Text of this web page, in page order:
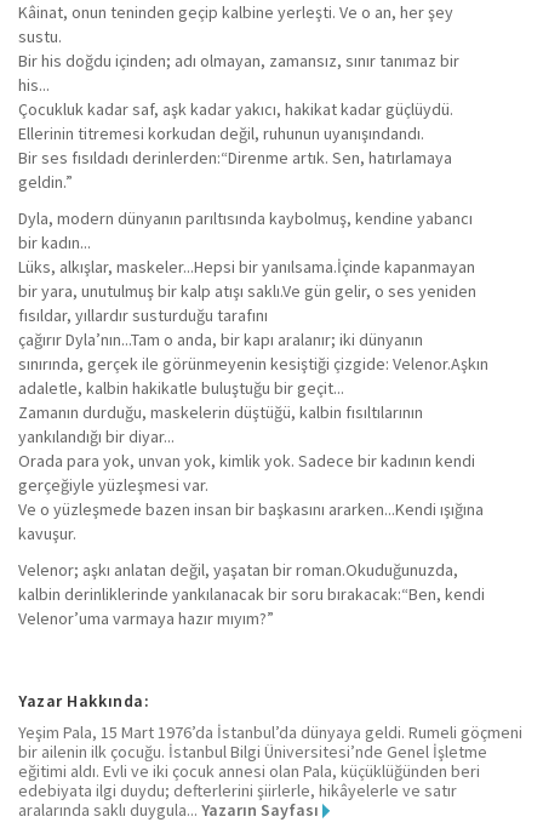
Kâinat, onun teninden geçip kalbine yerleşti. Ve o an, her şey
sustu.
Bir his doğdu içinden; adı olmayan, zamansız, sınır tanımaz bir
his...
Çocukluk kadar saf, aşk kadar yakıcı, hakikat kadar güçlüydü.
Ellerinin titremesi korkudan değil, ruhunun uyanışındandı.
Bir ses fısıldadı derinlerden:“Direnme artık. Sen, hatırlamaya
geldin.”
Dyla, modern dünyanın parıltısında kaybolmuş, kendine yabancı
bir kadın...
Lüks, alkışlar, maskeler...Hepsi bir yanılsama.İçinde kapanmayan
bir yara, unutulmuş bir kalp atışı saklı.Ve gün gelir, o ses yeniden
fısıldar, yıllardır susturduğu tarafını
çağırır Dyla’nın...Tam o anda, bir kapı aralanır; iki dünyanın
sınırında, gerçek ile görünmeyenin kesiştiği çizgide: Velenor.Aşkın
adaletle, kalbin hakikatle buluştuğu bir geçit...
Zamanın durduğu, maskelerin düştüğü, kalbin fısıltılarının
yankılandığı bir diyar...
Orada para yok, unvan yok, kimlik yok. Sadece bir kadının kendi
gerçeğiyle yüzleşmesi var.
Ve o yüzleşmede bazen insan bir başkasını ararken...Kendi ışığına
kavuşur.
Velenor; aşkı anlatan değil, yaşatan bir roman.Okuduğunuzda,
kalbin derinliklerinde yankılanacak bir soru bırakacak:“Ben, kendi
Velenor’uma varmaya hazır mıyım?”
Yazar Hakkında:
Yeşim Pala, 15 Mart 1976’da İstanbul’da dünyaya geldi. Rumeli göçmeni
bir ailenin ilk çocuğu. İstanbul Bilgi Üniversitesi’nde Genel İşletme
eğitimi aldı. Evli ve iki çocuk annesi olan Pala, küçüklüğünden beri
edebiyata ilgi duydu; defterlerini şiirlerle, hikâyelerle ve satır
aralarında saklı duygula... Yazarın Sayfası